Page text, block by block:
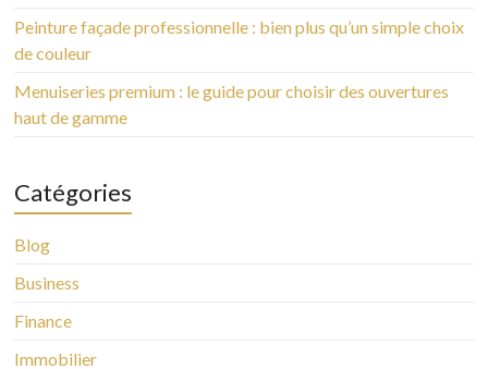
Peinture façade professionnelle : bien plus qu’un simple choix
de couleur
Menuiseries premium : le guide pour choisir des ouvertures
haut de gamme
Catégories
Blog
Business
Finance
Immobilier